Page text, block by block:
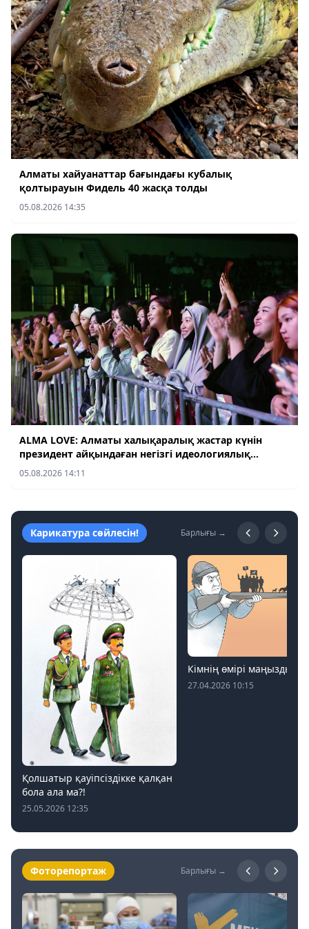
Алматы хайуанаттар бағындағы кубалық
қолтырауын Фидель 40 жасқа толды
05.08.2026 14:35
ALMA LOVE: Алматы халықаралық жастар күнін
президент айқындаған негізгі идеологиялық
құндылық аясында атап өтеді
05.08.2026 14:11
Карикатура сөйлесін! Барлығы →
Қолшатыр қауіпсіздікке қалқан
бола ала ма?!
25.05.2026 12:35
Кімнің өмірі маңызды?
27.04.2026 10:15
Фоторепортаж Барлығы →